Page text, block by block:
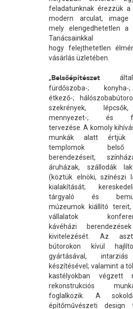
feladatunknak érezzük
modern arculat, image
mely elengedhetetlen a
Tanácsainkkal
hogy felejthetetlen
vásárlás üzletében.
„Belsőépítészet
fürdőszoba-;
étkező-;
szekrények,
mennyezet-; és
tervezése. A komoly
munkák alatt értjük
templomok belső
berendezéseit,
áruházak, szállodák
(köztük elnöki, színészi
kialakítását;
tárgyaló és
múzeumok kiállító tereit,
vállalatok
kávéházi
kivitelezését. Az
bútorokon kívül
gyártásával,
készítésével; valamint a
kastélyokban végzett
rekonstrukciós
foglalkozik. A
építőművészeti design